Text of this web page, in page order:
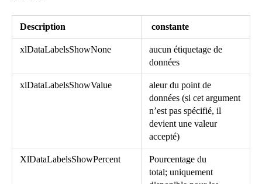
Description constante
xlDataLabelsShowNone
aucun étiquetage de
données
xlDataLabelsShowValue
aleur du point de
données (si cet argument
n’est pas spécifié, il
devient une valeur
accepté)
XlDataLabelsShowPercent
Pourcentage du
total; uniquement